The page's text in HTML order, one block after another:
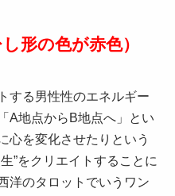
し形の色が赤色）
する男性性のエネルギー
A地点からB地点へ」とい
心を変化させたりという
”をクリエイトすることに
洋のタロットでいうワン